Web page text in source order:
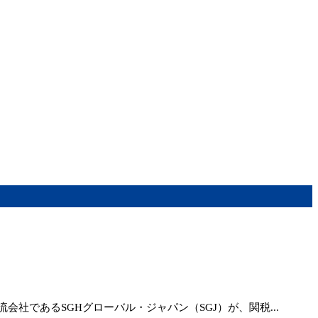
社であるSGHグローバル・ジャパン（SGJ）が、関税...